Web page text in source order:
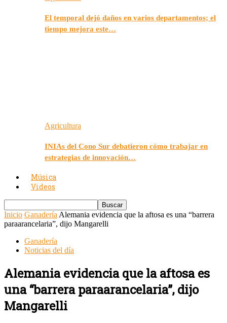
El temporal dejó daños en varios departamentos; el
tiempo mejora este…
Agricultura
INIAs del Cono Sur debatieron cómo trabajar en
estrategias de innovación…
Música
Videos
Inicio Ganadería Alemania evidencia que la aftosa es una “barrera
paraarancelaria”, dijo Mangarelli
Ganadería
Noticias del día
Alemania evidencia que la aftosa es
una “barrera paraarancelaria”, dijo
Mangarelli